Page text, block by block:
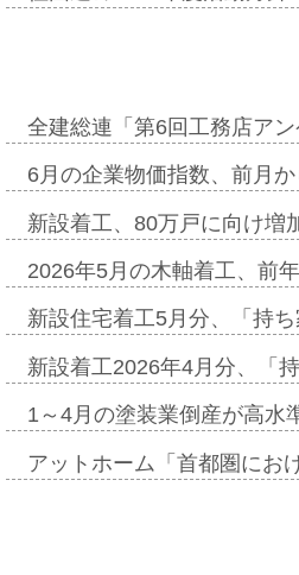
全建総連「第6回工務店ア
6月の企業物価指数、前月
新設着工、80万戸に向け
2026年5月の木軸着工、前
新設住宅着工5月分、「持
新設着工2026年4月分、「
1～4月の塗装業倒産が高
アットホーム「首都圏にお